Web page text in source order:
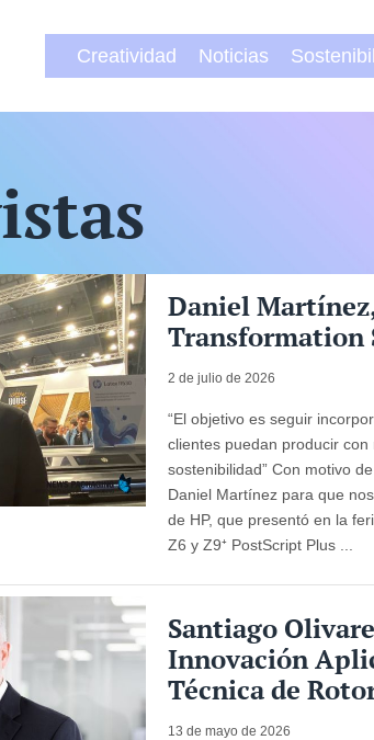
Creatividad Noticias
Daniel
Transformation
2 de julio de 2026
“El objetivo es seguir
clientes puedan producir
sostenibilidad” Con motivo
Daniel Martínez para que
de HP, que presentó en la
Z6 y Z9⁺ PostScript Plus ...
Santiago
Innovación
Técnica de
13 de mayo de 2026